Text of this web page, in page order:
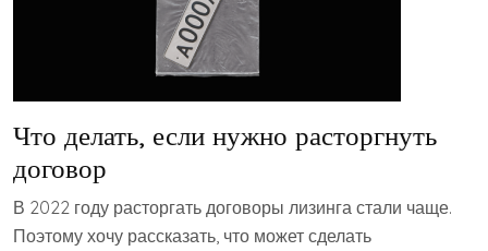
Что делать, если нужно расторгнуть
договор
В 2022 году расторгать договоры лизинга стали чаще.
Поэтому хочу рассказать, что может сделать